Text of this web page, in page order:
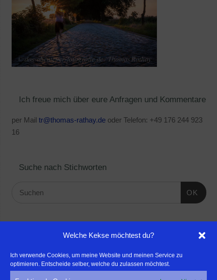
Welche Kekse möchtest du?
Ich verwende Cookies, um meine Website und meinen Service zu
optimieren. Entscheide selber, welche du zulassen möchtest.
Ich freue mich über eure Anfragen und Kommentare
per Mail tr@thomas-rathay.deoder Telefon: +49 176 244 923
16
Suche nach Stichworten
OK
- Für professionelle Fotografen, die ihre Stärken mehr in den
Fokus rücken wollen, empfehle ich eine Beratung durch Frau
Dr. Martina Mettner